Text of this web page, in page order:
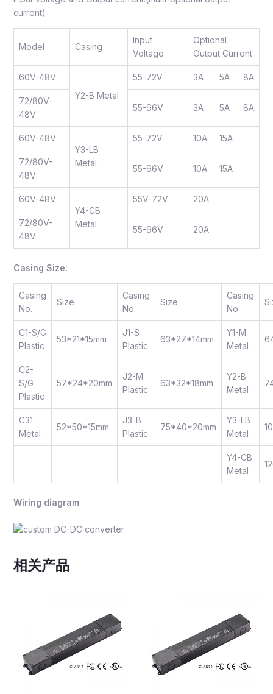
current)
Model Casing
Input
Voltage
Optional
Output Current
60V-48V
Y2-B Metal
55-72V 3A 5A 8A
72/80V-
48V
55-96V 3A 5A 8A
60V-48V
Y3-LB
Metal
55-72V 10A 15A
72/80V-
48V
55-96V 10A 15A
60V-48V
Y4-CB
Metal
55V-72V 20A
72/80V-
48V
55-96V 20A
Casing Size:
Casing
No.
Size
Casing
No.
Size
Casing
No.
C1-S/G
Plastic
53*21*15mm
J1-S
Plastic
63*27*14mm
Y1-M
Metal
C2-
S/G
Plastic
57*24*20mm
J2-M
Plastic
63*32*18mm
Y2-B
Metal
C31
Metal
52*50*15mm
J3-B
Plastic
75*40*20mm
Y3-LB
Metal
Y4-CB
Metal
Wiring diagram
相关产品